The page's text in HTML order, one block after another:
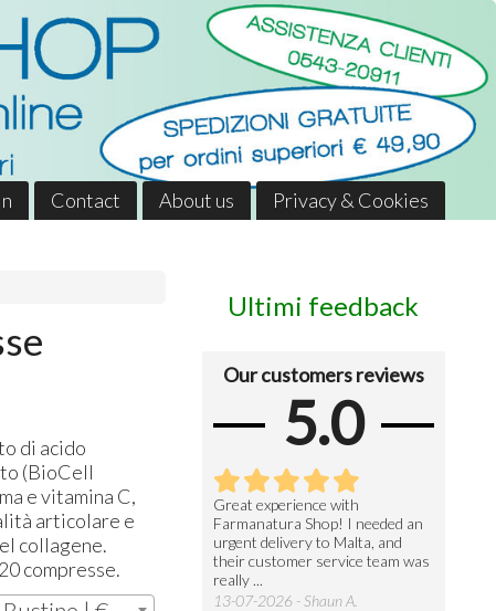
Contact About us Privacy & Cookies
di acido
(BioCell
e vitamina C,
articolare e
collagene.
compresse.
Ultimi feedback
Our customers reviews
5.0
perfetto
07-2026 - Ruggero V.
Great experience with
Farmanatura Shop! I needed an
urgent delivery to Malta, and
their customer service team was
really ...
13-07-2026 - Shaun A.